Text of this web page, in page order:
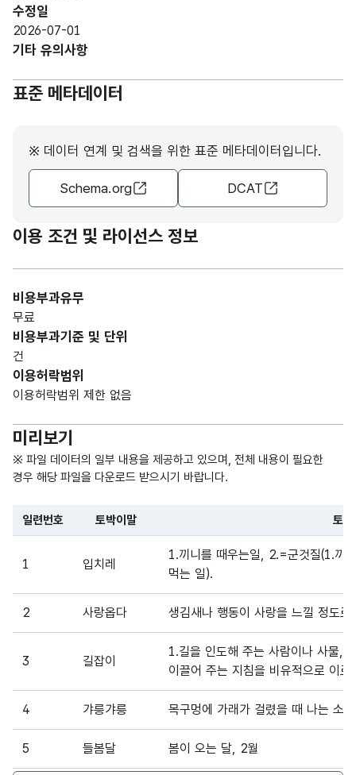
이말
의미
NAT
MN
이말
의미
200
수정일
2026-07-01
기타 유의사항
표준 메타데이터
※ 데이터 연계 및 검색을 위한 표준 메타데이터입니다.
Schema.org DCAT
이용 조건 및 라이선스 정보
비용부과유무
무료
비용부과기준 및 단위
건
이용허락범위
이용허락범위 제한 없음
미리보기
※ 파일 데이터의 일부 내용을 제공하고 있으며, 전체 내용이 필요한
경우 해당 파일을 다운로드 받으시기 바랍니다.
파일 데이터의 일부 내용의 표로 센터명, 프로그램명, 강습요일
일련번호 토박이말 토
1 입치레
1.끼니를 때우는일, 2.=군것질(1.끼
먹는 일).
2 사랑옵다 생김새나 행동이 사랑을 느낄 정도로
3 길잡이
1.길을 인도해 주는 사람이나 사물,
이끌어 주는 지침을 비유적으로 이르
4 갸릉갸릉 목구멍에 가래가 걸렸을 때 나는 소리
5 들봄달 봄이 오는 달, 2월